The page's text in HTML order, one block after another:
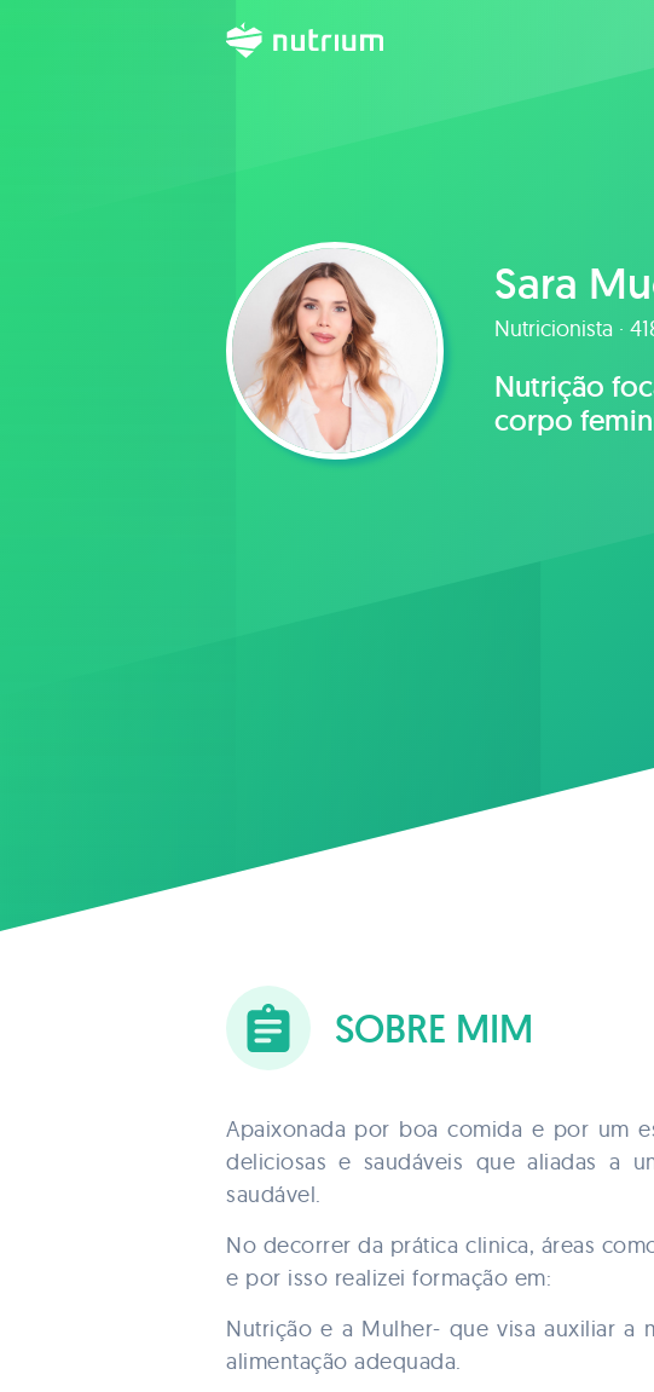
Sara
Nutricionista ·
Nutrição
corpo
SOBRE MIM
Apaixonada por boa comida e por um
deliciosas e saudáveis que aliadas a
saudável.
No decorrer da prática clinica, áreas
e por isso realizei formação em:
Nutrição e a Mulher- que visa auxiliar a
alimentação adequada.